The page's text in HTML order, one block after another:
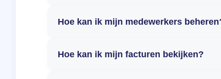
Hoe kan ik mijn medewerkers
Hoe kan ik mijn facturen bekijken?